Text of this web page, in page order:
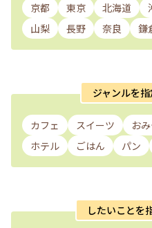
京都 東京 北海道
山梨
長野 奈良 鎌
ジャンルを
カフェ スイーツ お
ホテル
ごはん パン
したいことを